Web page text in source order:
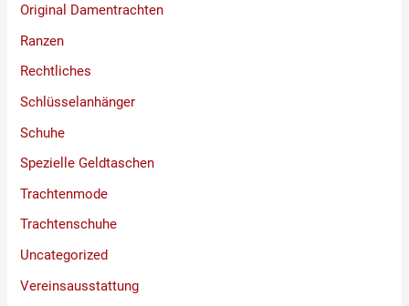
Original Damentrachten
Ranzen
Rechtliches
Schlüsselanhänger
Schuhe
Spezielle Geldtaschen
Trachtenmode
Trachtenschuhe
Uncategorized
Vereinsausstattung